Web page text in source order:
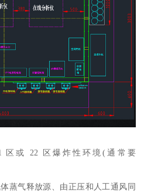
或 22 区爆炸性环境(通常要
蒸气释放源、由正压和人工通风同